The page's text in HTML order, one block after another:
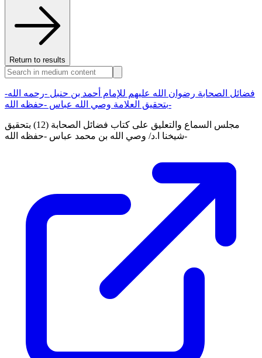
Return to results
فضائل الصحابة رضوان الله عليهم للإمام أحمد بن حنبل -رحمه الله-
بتحقيق العلامة وصي الله عباس -حفظه الله-
مجلس السماع والتعليق على كتاب فضائل الصحابة (12) بتحقيق
شيخنا ا.د/ وصي الله بن محمد عباس -حفظه الله-